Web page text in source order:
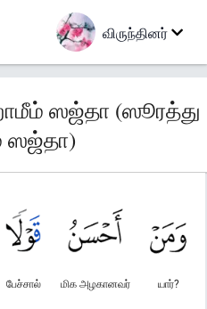
விருந்தினர்
ஸஜ்தா (ஸூரத்து
யார்?
மிக அழகானவர்
பேச்சால்